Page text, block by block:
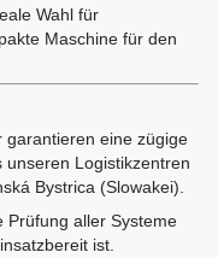
Wahl für
Maschine für den
garantieren eine zügige
Logistikzentren
Bystrica (Slowakei).
Prüfung aller Systeme
ist.